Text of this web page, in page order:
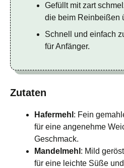
Gefüllt mit zart
die beim Reinbeißen
Schnell und einfach
für Anfänger.
Zutaten
Hafermehl : Fein
für eine angenehme
Geschmack.
Mandelmehl : Mild
für eine leichte Süße